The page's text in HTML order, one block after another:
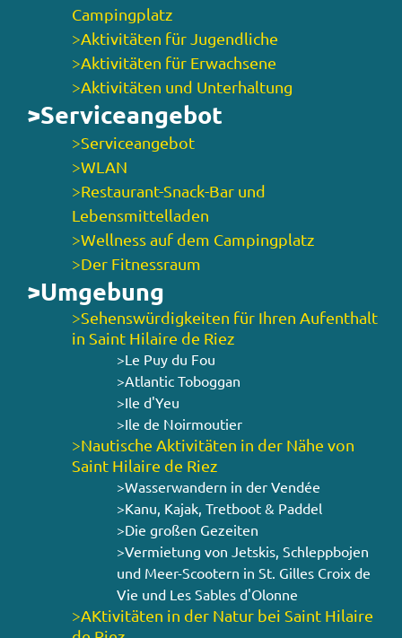
Campingplatz
>Aktivitäten für Jugendliche
>Aktivitäten für Erwachsene
>Aktivitäten und Unterhaltung
>Serviceangebot
>Serviceangebot
>WLAN
>Restaurant-Snack-Bar und
Lebensmittelladen
>Wellness auf dem Campingplatz
>Der Fitnessraum
>Umgebung
>Sehenswürdigkeiten für Ihren Aufenthalt
in Saint Hilaire de Riez
>Le Puy du Fou
>Atlantic Toboggan
>Ile d'Yeu
>Ile de Noirmoutier
>Nautische Aktivitäten in der Nähe von
Saint Hilaire de Riez
>Wasserwandern in der Vendée
>Kanu, Kajak, Tretboot & Paddel
>Die großen Gezeiten
>Vermietung von Jetskis, Schleppbojen
und Meer-Scootern in St. Gilles Croix de
Vie und Les Sables d'Olonne
>AKtivitäten in der Natur bei Saint Hilaire